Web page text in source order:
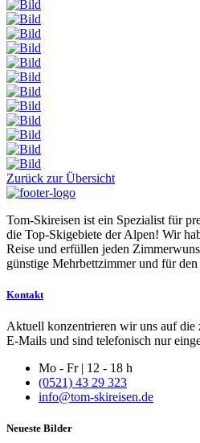
Zurück zur Übersicht
Tom-Skireisen ist ein Spezialist für
die Top-Skigebiete der Alpen! Wir
Reise und erfüllen jeden
günstige Mehrbettzimmer und für
Kontakt
Aktuell konzentrieren wir uns auf die
E-Mails und sind telefonisch nur
Mo - Fr | 12 - 18 h
(0521) 43 29 323
info@tom-skireisen.de
Neueste Bilder